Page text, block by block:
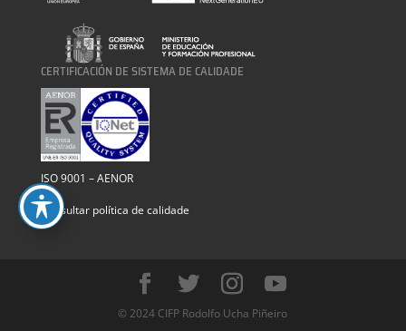
CERTIFICACIÓN DE SISTEMA DE CALIDADE
ISO 9001 – AENOR
Consultar política de calidade
© 2024 CIFP Rodolfo Ucha Piñeiro